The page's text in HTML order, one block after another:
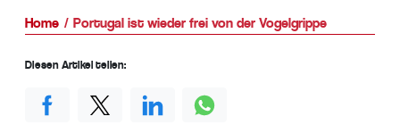
Home Portugal ist wieder frei von der Vogelgrippe
Diesen Artikel teilen: